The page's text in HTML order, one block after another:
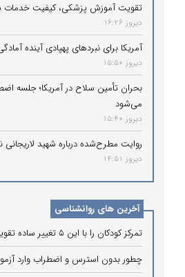
تقویت آموزش پزشکی، کیفیت خدمات
دیروز 16:26
آمریکا برای نبردهای پهپادی آینده
دیروز 15:50
بحران تأمین سلاح در آمریکا؛ جلسه
می‌شود
دیروز 15:40
روایت مطرح‌شده درباره شهید
دیروز 14:51
آخرین های روانشناسی
تمرکز کودکان را با این ۵ تغییر ساده تقویت کنید
چطور بدون استرس و اضطراب وارد